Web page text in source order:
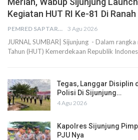
Kegiatan HUT RI Ke-81 Di
PEMRED SAPTARIUS 3 Agu 2026
JURNAL SUMBAR| Sijunjung - Dalam
Tahun (HUT) Kemerdekaan Republik
Tegas, Langgar Disiplin
Polisi Di Sijunjung…
4 Agu 2026
Kapolres Sijunjung
PJU Nya